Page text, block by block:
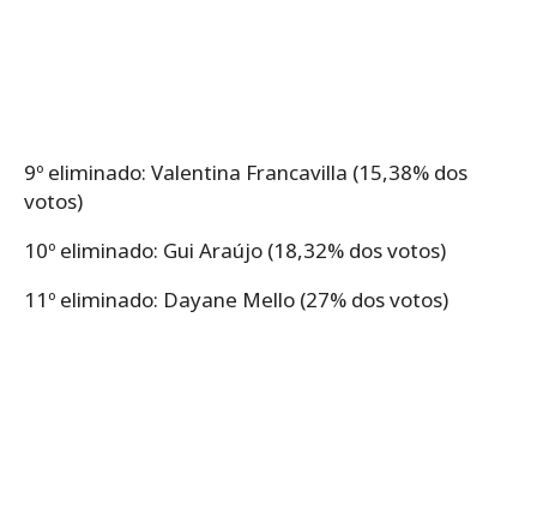
9º eliminado: Valentina Francavilla (15,38% dos
votos)
10º eliminado: Gui Araújo (18,32% dos votos)
11º eliminado: Dayane Mello (27% dos votos)